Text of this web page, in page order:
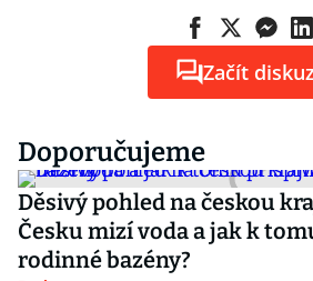
Začít
Doporučujeme
Děsivý pohled na českou
Česku mizí voda a jak k
rodinné bazény?